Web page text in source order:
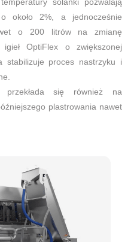
około 2%, a jednocześnie
o 200 litrów na zmianę
igieł OptiFlex o zwiększonej
stabilizuje proces nastrzyku i
przekłada się również na
plastrowania nawet